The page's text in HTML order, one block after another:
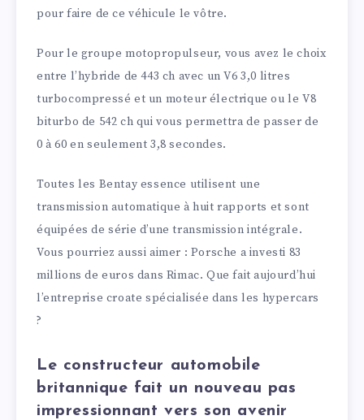
pour faire de ce véhicule le vôtre.
Pour le groupe motopropulseur, vous avez le choix
entre l’hybride de 443 ch avec un V6 3,0 litres
turbocompressé et un moteur électrique ou le V8
biturbo de 542 ch qui vous permettra de passer de
0 à 60 en seulement 3,8 secondes.
Toutes les Bentay essence utilisent une
transmission automatique à huit rapports et sont
équipées de série d’une transmission intégrale.
Vous pourriez aussi aimer : Porsche a investi 83
millions de euros dans Rimac. Que fait aujourd’hui
l’entreprise croate spécialisée dans les hypercars
?
Le constructeur automobile
britannique fait un nouveau pas
impressionnant vers son avenir